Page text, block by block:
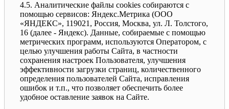
4.5. Аналитические файлы cookies собираются с
помощью сервисов: Яндекс.Метрика (ООО
«ЯНДЕКС», 119021, Россия, Москва, ул. Л. Толстого,
16 (далее - Яндекс). Данные, собираемые с помощью
метрических программ, используются Оператором, с
целью улучшения работы Сайта, в частности
сохранения настроек Пользователя, улучшения
эффективности загрузки страниц, количественного
определения пользователей Сайта, исправления
ошибок и т.п., что позволяет обеспечить более
удобное оставление заявок на Сайте.